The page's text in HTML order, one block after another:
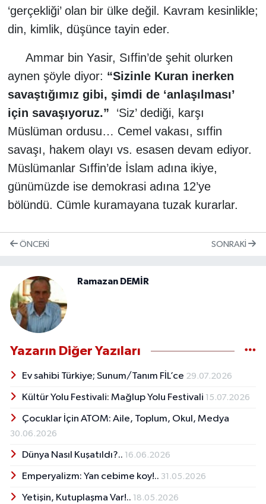
‘gerçekliği’ olan bir ülke değil. Kavram kesinlikle;
din, kimlik, düşünce tayin eder.
Ammar bin Yasir, Sıffin’de şehit olurken
aynen şöyle diyor: “Sizinle Kuran inerken
savaştığımız gibi, şimdi de ‘anlaşılması’
için savaşıyoruz.” ‘Siz’ dediği, karşı
Müslüman ordusu… Cemel vakası, sıffin
savaşı, hakem olayı vs. esasen devam ediyor.
Müslümanlar Sıffin’de İslam adına ikiye,
günümüzde ise demokrasi adına 12’ye
bölündü. Cümle kuramayana tuzak kurarlar.
ÖNCEKI SONRAKI
Ramazan DEMİR
Yazarın Diğer Yazıları
Ev sahibi Türkiye; Sunum/Tanım FİL’ce 29.07.2026
Kültür Yolu Festivali: Mağlup Yolu Festivali 15.07.2026
Çocuklar İçin ATOM: Aile, Toplum, Okul, Medya
30.06.2026
Dünya Nasıl Kuşatıldı?.. 16.06.2026
Emperyalizm: Yan cebime koy!.. 31.05.2026
Yetişin, Kutuplaşma Var!.. 18.05.2026